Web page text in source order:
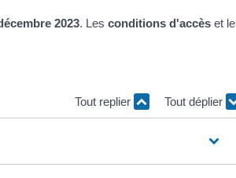
2023. Les conditions d'accès et le
Tout replier Tout déplier